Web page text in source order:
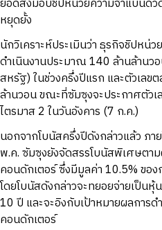
ยอดส่งมอบชิปหน่วยความจำแบนด์
หยุดยั้ง
นักวิเคราะห์ประเมินว่า ธุรกิจชิปหน่
ดำเนินงานประมาณ 140 ล้านล้านว
สหรัฐ) ในช่วงครึ่งปีแรก และตัวเล
ล้านวอน ขณะที่ซัมซุงจะประกาศตัว
ไตรมาส 2 ในวันอังคาร (7 ก.ค.)
นอกจากโบนัสครึ่งปีดังกล่าวแล้ว ภา
พ.ค. ซัมซุงยังจัดสรรโบนัสพิเศษตา
คอนดักเตอร์ ซึ่งมีมูลค่า 10.5% ของ
โดยโบนัสดังกล่าวจะทยอยจ่ายเป็นหุ้
10 ปี และจะอิงกับเป้าหมายผลการด
คอนดักเตอร์